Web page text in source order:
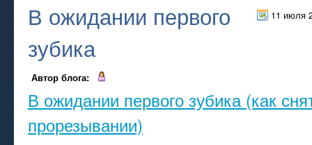
11 июля
В ожидании первого
зубика
Автор блога:
В ожидании первого зубика (как
прорезывании)